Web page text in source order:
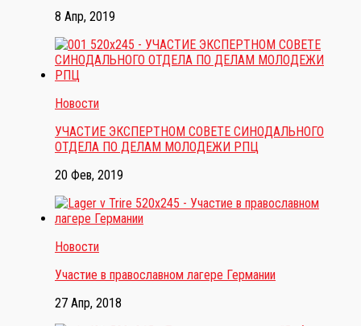
8 Апр, 2019
Новости
УЧАСТИЕ ЭКСПЕРТНОМ СОВЕТЕ СИНОДАЛЬНОГО
ОТДЕЛА ПО ДЕЛАМ МОЛОДЕЖИ РПЦ
20 Фев, 2019
Новости
Участие в православном лагере Германии
27 Апр, 2018